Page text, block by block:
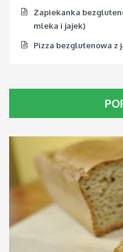
Zapiekanka
mleka i jajek)
Pizza bezglutenowa z